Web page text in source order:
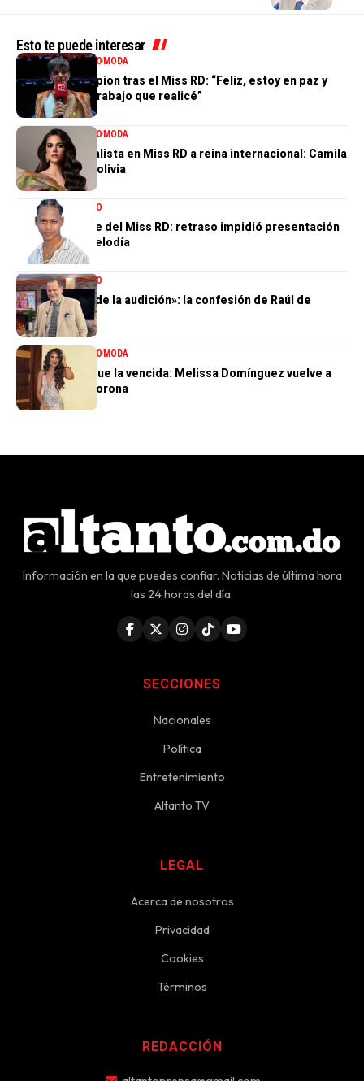
Esto te puede interesar
ENTRETENIMIENTOMODA
Valentina Campion tras el Miss RD: “Feliz, estoy en paz y
orgullosa del trabajo que realicé”
ENTRETENIMIENTOMODA
De tercera finalista en Miss RD a reina internacional: Camila
Issa rumbo a Bolivia
ENTRETENIMIENTO
El gran ausente del Miss RD: retraso impidió presentación
de Dalvin La Melodía
ENTRETENIMIENTO
«Perdí el 85 % de la audición»: la confesión de Raúl de
Molina
ENTRETENIMIENTOMODA
La tercera no fue la vencida: Melissa Domínguez vuelve a
quedar sin la corona
Información en la que puedes confiar. Noticias de última hora
las 24 horas del día.
SECCIONES
Nacionales
Política
Entretenimiento
Altanto TV
LEGAL
Acerca de nosotros
Privacidad
Cookies
Términos
REDACCIÓN